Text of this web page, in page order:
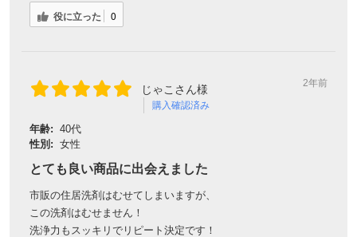
役に立った 0
じゃこさん様
購入確認済み
2年前
年齢: 40代
性別: 女性
とても良い商品に出会えました
市販の住居洗剤はむせてしまいますが、
この洗剤はむせません！
洗浄力もスッキリでリピート決定です！